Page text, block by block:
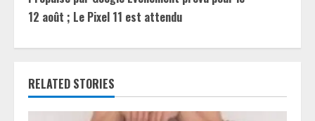
i
n
u
e
12 août ; Le Pixel 11 est attendu
RELATED STORIES